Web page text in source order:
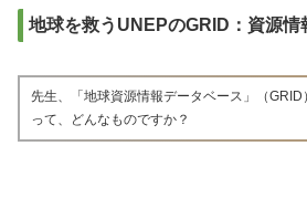
地球を救うUNEPのGRID：資源情
先生、「地球資源情報データベース」（GRID）
って、どんなものですか？